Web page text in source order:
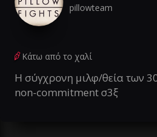
pillowteam
Κάτω από το χαλί
Η σύγχρονη μιλφ/θεία των
non-commitment σ3ξ